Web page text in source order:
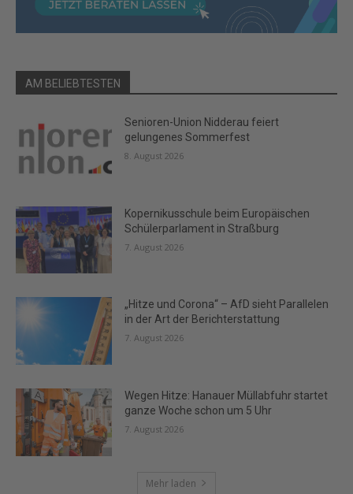
AM BELIEBTESTEN
Senioren-Union Nidderau feiert
gelungenes Sommerfest
8. August 2026
Kopernikusschule beim Europäischen
Schülerparlament in Straßburg
7. August 2026
„Hitze und Corona“ – AfD sieht Parallelen
in der Art der Berichterstattung
7. August 2026
Wegen Hitze: Hanauer Müllabfuhr startet
ganze Woche schon um 5 Uhr
7. August 2026
Mehr laden